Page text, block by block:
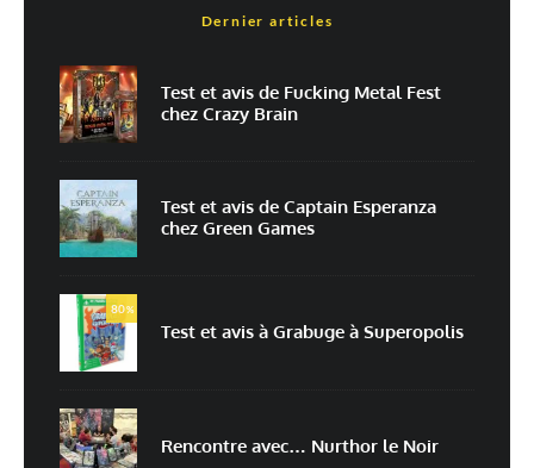
Non Oui
*
E-mail* Site web
Enregistrer mon nom, mon e-mail et mon site dans le navigateur pour
mon prochain commentaire.
Prévenez-moi de tous les nouveaux commentaires par e-mail.
Dernier articles
Test et avis de Fucking Metal Fest
chez Crazy Brain
Test et avis de Captain Esperanza
chez Green Games
80%
Test et avis à Grabuge à Superopolis
Rencontre avec… Nurthor le Noir